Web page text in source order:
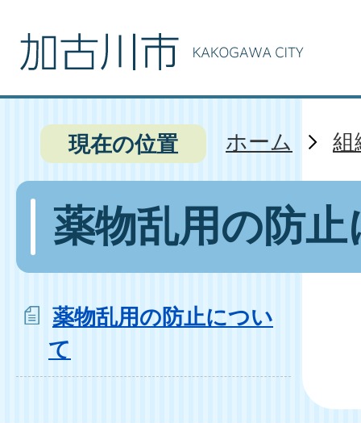
現在の位置 ホーム 組
薬物乱用の防
薬物乱用の防止につい
て